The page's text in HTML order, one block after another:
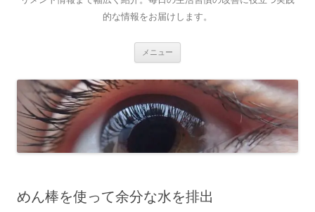
的な情報をお届けします。
メニュー
めん棒を使って余分な水を排出